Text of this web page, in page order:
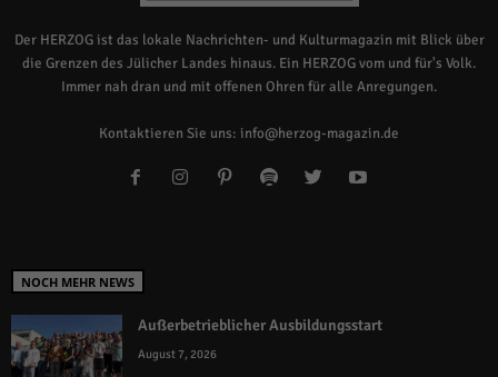
Der HERZOG ist das lokale Nachrichten- und Kulturmagazin mit Blick über
die Grenzen des Jülicher Landes hinaus. Ein HERZOG vom und für's Volk.
Immer nah dran und mit offenen Ohren für alle Anregungen.
Kontaktieren Sie uns: info@herzog-magazin.de
NOCH MEHR NEWS
Außerbetrieblicher Ausbildungsstart
August 7, 2026